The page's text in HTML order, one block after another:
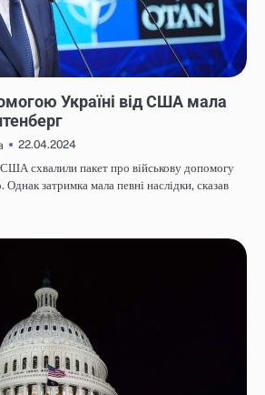
Україні від США мала
22.04.2024
схвалили пакет про військову допомогу
Однак затримка мала певні наслідки, сказав